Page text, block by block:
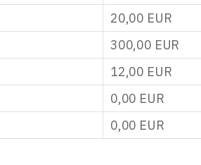
20,00 EUR
300,00 EUR
12,00 EUR
0,00 EUR
0,00 EUR